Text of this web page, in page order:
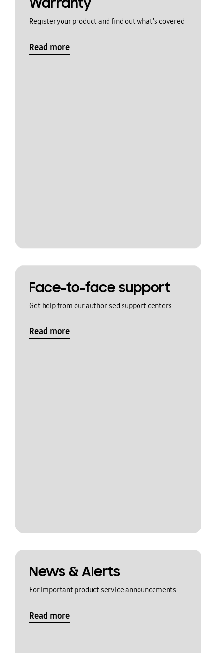
Register your product and find out what's covered
Read more
Face-to-face support
Get help from our authorised support centers
Read more
News & Alerts
For important product service announcements
Read more